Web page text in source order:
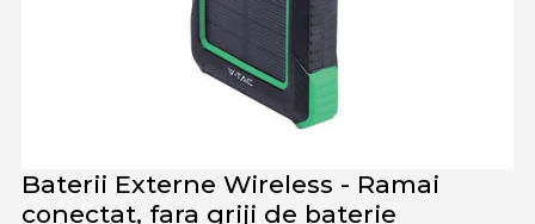
Baterii Externe Wireless - Ramai
conectat, fara griji de baterie